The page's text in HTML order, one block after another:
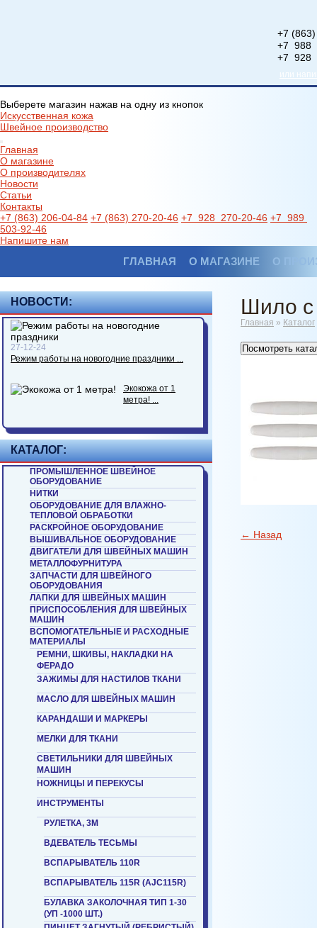
+7
+7 988
+7 928
или
Выберете магазин нажав на одну из кнопок
Искусственная кожа
Швейное производство
Главная
О магазине
О производителях
Новости
Статьи
Контакты
+7 (863) 206-04-84 +7 (863) 270-20-46 +7 928 270-20-46 +7 989
503-92-46
Напишите нам
ГЛАВНАЯ О МАГАЗИНЕ О
НОВОСТИ:
27-12-24
Режим работы на новогодние праздники ...
Экокожа от 1
метра! ...
КАТАЛОГ:
ПРОМЫШЛЕННОЕ ШВЕЙНОЕ
ОБОРУДОВАНИЕ
НИТКИ
ОБОРУДОВАНИЕ ДЛЯ ВЛАЖНО-
ТЕПЛОВОЙ ОБРАБОТКИ
РАСКРОЙНОЕ ОБОРУДОВАНИЕ
ВЫШИВАЛЬНОЕ ОБОРУДОВАНИЕ
ДВИГАТЕЛИ ДЛЯ ШВЕЙНЫХ МАШИН
МЕТАЛЛОФУРНИТУРА
ЗАПЧАСТИ ДЛЯ ШВЕЙНОГО
ОБОРУДОВАНИЯ
ЛАПКИ ДЛЯ ШВЕЙНЫХ МАШИН
ПРИСПОСОБЛЕНИЯ ДЛЯ ШВЕЙНЫХ
МАШИН
ВСПОМОГАТЕЛЬНЫЕ И РАСХОДНЫЕ
МАТЕРИАЛЫ
РЕМНИ, ШКИВЫ, НАКЛАДКИ НА
ФЕРАДО
ЗАЖИМЫ ДЛЯ НАСТИЛОВ ТКАНИ
МАСЛО ДЛЯ ШВЕЙНЫХ МАШИН
КАРАНДАШИ И МАРКЕРЫ
МЕЛКИ ДЛЯ ТКАНИ
СВЕТИЛЬНИКИ ДЛЯ ШВЕЙНЫХ
МАШИН
НОЖНИЦЫ И ПЕРЕКУСЫ
ИНСТРУМЕНТЫ
РУЛЕТКА, 3М
ВДЕВАТЕЛЬ ТЕСЬМЫ
ВСПАРЫВАТЕЛЬ 110R
ВСПАРЫВАТЕЛЬ 115R (AJC115R)
БУЛАВКА ЗАКОЛОЧНАЯ ТИП 1-30
(УП -1000 ШТ.)
Шило с
Главная » Каталог
Посмотреть
← Назад